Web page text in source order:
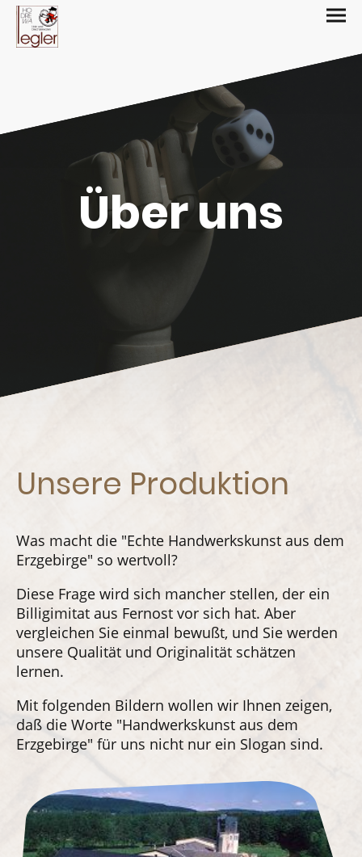
Über uns
Unsere Produktion
Was macht die "Echte Handwerkskunst aus dem
Erzgebirge" so wertvoll?
Diese Frage wird sich mancher stellen, der ein
Billigimitat aus Fernost vor sich hat. Aber
vergleichen Sie einmal bewußt, und Sie werden
unsere Qualität und Originalität schätzen
lernen.
Mit folgenden Bildern wollen wir Ihnen zeigen,
daß die Worte "Handwerkskunst aus dem
Erzgebirge" für uns nicht nur ein Slogan sind.